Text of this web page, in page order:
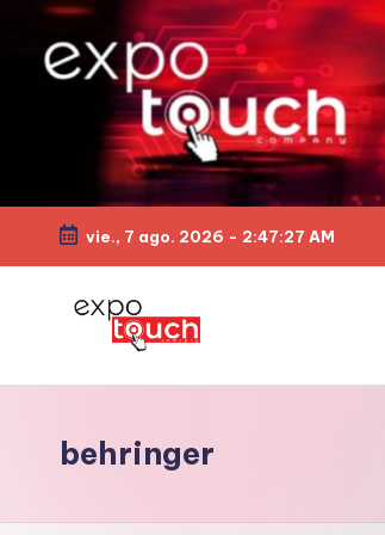
vie., 7 ago. 2026 - 2:47:28 AM
behringer